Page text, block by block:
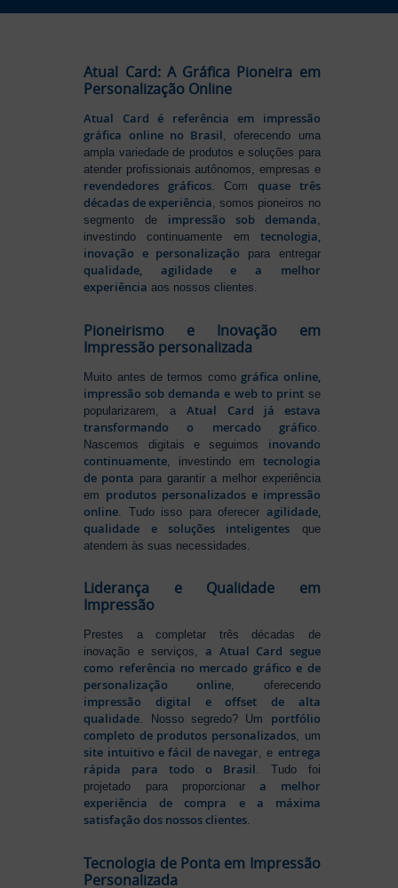
Atual Card: A Gráfica Pioneira em
Personalização Online
Atual Card é referência em impressão
gráfica online no Brasil, oferecendo uma
ampla variedade de produtos e soluções para
atender profissionais autônomos, empresas e
revendedores gráficos. Comquase três
décadas de experiência, somos pioneiros no
segmento de impressão sob demanda,
investindo continuamente em tecnologia,
inovação e personalização para entregar
qualidade, agilidade e a melhor
experiência aos nossos clientes.
Pioneirismo e Inovação em
Impressão personalizada
Muito antes de termos como gráfica online,
impressão sob demanda e web to printse
popularizarem, aAtual Card já estava
transformando o mercado gráfico
Nascemos digitais e seguimos inovando
continuamente , investindo em tecnologia
de ponta para garantir a melhor experiência
em produtos personalizados e impressão
online . Tudo isso para oferecer agilidade,
qualidade e soluções inteligentes que
atendem às suas necessidades.
Liderança e Qualidade em
Impressão
Prestes a completar três décadas de
inovação e serviços,a Atual Card segue
como referência no mercado gráfico e de
personalização online, oferecendo
impressão digital e offset de alta
qualidade. Nosso segredo? Um portfólio
completo de produtos personalizados, um
site intuitivo e fácil de navegar, e entrega
rápida para todo o Brasil. Tudo foi
projetado para proporcionara melhor
experiência de compra e a máxima
satisfação dos nossos clientes.
Tecnologia de Ponta em Impressão
Personalizada